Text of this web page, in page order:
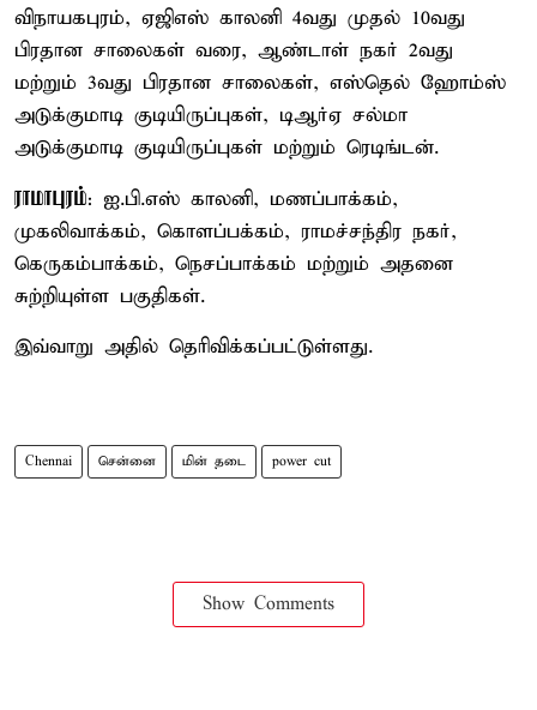
விநாயகபுரம், ஏஜிஎஸ் காலனி 4வது முதல் 10வது
பிரதான சாலைகள் வரை, ஆண்டாள் நகர் 2வது
மற்றும் 3வது பிரதான சாலைகள், எஸ்தெல் ஹோம்ஸ்
அடுக்குமாடி குடியிருப்புகள், டிஆர்ஏ சல்மா
அடுக்குமாடி குடியிருப்புகள் மற்றும் ரெடிங்டன்.
ராமாபுரம்: ஐ.பி.எஸ் காலனி, மணப்பாக்கம்,
முகலிவாக்கம், கொளப்பக்கம், ராமச்சந்திர நகர்,
கெருகம்பாக்கம், நெசப்பாக்கம் மற்றும் அதனை
சுற்றியுள்ள பகுதிகள்.
இவ்வாறு அதில் தெரிவிக்கப்பட்டுள்ளது.
Chennai சென்னை மின் தடை power cut
Show Comments